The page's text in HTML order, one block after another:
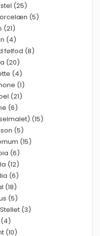
(25)
(5)
(21)
(4)
følfod (8)
(20)
(4)
(1)
(21)
(6)
(15)
(5)
(15)
(6)
(12)
(6)
(18)
(5)
(3)
(4)
(10)